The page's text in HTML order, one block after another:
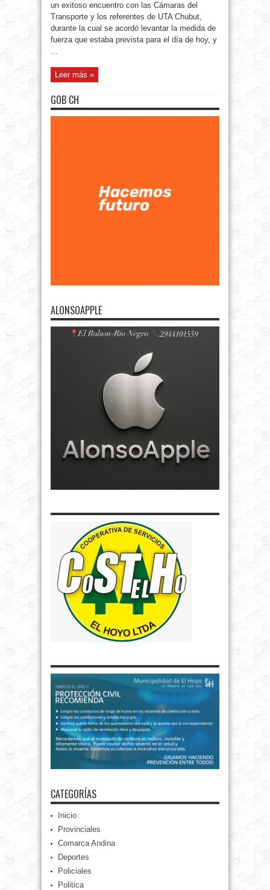
un exitoso encuentro con las Cámaras del
Transporte y los referentes de UTA Chubut,
durante la cual se acordó levantar la medida de
fuerza que estaba prevista para el día de hoy, y
...
Leer más »
GOB CH
ALONSOAPPLE
CATEGORÍAS
Inicio
Provinciales
Comarca Andina
Deportes
Policiales
Politica